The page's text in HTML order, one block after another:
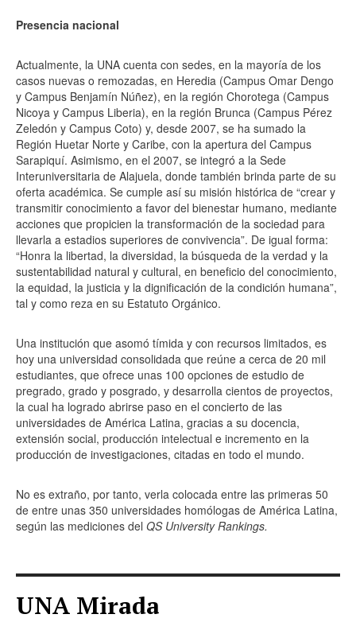
Presencia nacional
Actualmente, la UNA cuenta con sedes, en la mayoría de los
casos nuevas o remozadas, en Heredia (Campus Omar Dengo
y Campus Benjamín Núñez), en la región Chorotega (Campus
Nicoya y Campus Liberia), en la región Brunca (Campus Pérez
Zeledón y Campus Coto) y, desde 2007, se ha sumado la
Región Huetar Norte y Caribe, con la apertura del Campus
Sarapiquí. Asimismo, en el 2007, se integró a la Sede
Interuniversitaria de Alajuela, donde también brinda parte de su
oferta académica. Se cumple así su misión histórica de “crear y
transmitir conocimiento a favor del bienestar humano, mediante
acciones que propicien la transformación de la sociedad para
llevarla a estadios superiores de convivencia”. De igual forma:
“Honra la libertad, la diversidad, la búsqueda de la verdad y la
sustentabilidad natural y cultural, en beneficio del conocimiento,
la equidad, la justicia y la dignificación de la condición humana”,
tal y como reza en su Estatuto Orgánico.
Una institución que asomó tímida y con recursos limitados, es
hoy una universidad consolidada que reúne a cerca de 20 mil
estudiantes, que ofrece unas 100 opciones de estudio de
pregrado, grado y posgrado, y desarrolla cientos de proyectos,
la cual ha logrado abrirse paso en el concierto de las
universidades de América Latina, gracias a su docencia,
extensión social, producción intelectual e incremento en la
producción de investigaciones, citadas en todo el mundo.
No es extraño, por tanto, verla colocada entre las primeras 50
de entre unas 350 universidades homólogas de América Latina,
según las mediciones del QS University Rankings.
UNA Mirada